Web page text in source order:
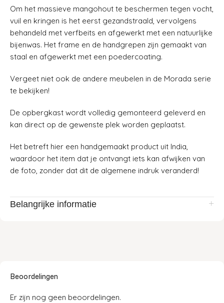
Om het massieve mangohout te beschermen tegen vocht,
vuil en kringen is het eerst gezandstraald, vervolgens
behandeld met verfbeits en afgewerkt met een natuurlijke
bijenwas. Het frame en de handgrepen zijn gemaakt van
staal en afgewerkt met een poedercoating.
Vergeet niet ook de andere meubelen in de Morada serie
te bekijken!
De opbergkast wordt volledig gemonteerd geleverd en
kan direct op de gewenste plek worden geplaatst.
Het betreft hier een handgemaakt product uit India,
waardoor het item dat je ontvangt iets kan afwijken van
de foto, zonder dat dit de algemene indruk veranderd!
Belangrijke informatie
Beoordelingen
Er zijn nog geen beoordelingen.